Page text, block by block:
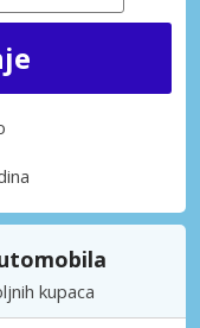
kupaca